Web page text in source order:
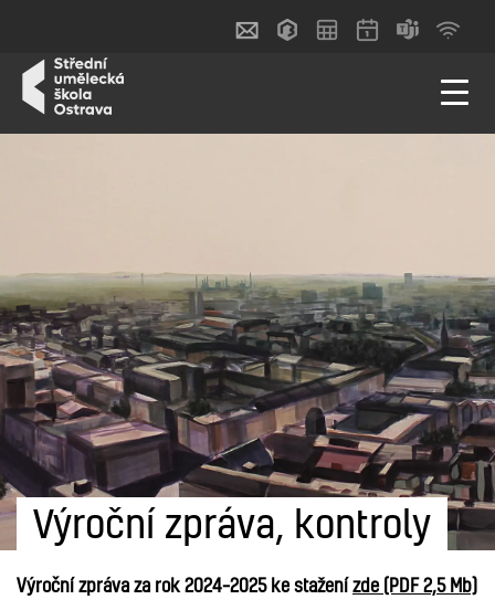
Výroční zpráva, kontroly
Výroční zpráva za rok 2024–2025 ke staženízde (PDF 2,5 Mb)